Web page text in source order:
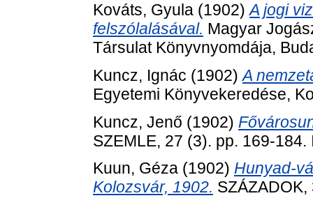
Kováts, Gyula (1902)A jogi
felszólalásával. Magyar
Társulat Könyvnyomdája,
Kuncz, Ignác (1902)A
Egyetemi Könyvekeredése,
Kuncz, Jenő (1902)
SZEMLE, 27 (3). pp. 169-
Kuun, Géza (1902) Hunyad-
Kolozsvár, 1902.